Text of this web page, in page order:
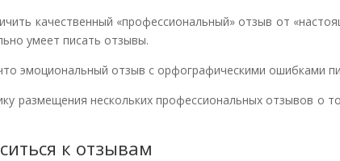
качественный «профессиональный» отзыв от
умеет писать отзывы.
эмоциональный отзыв с орфографическими ошибками
размещения нескольких профессиональных отзывов о
к отзывам